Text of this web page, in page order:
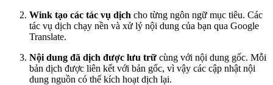
Wink tạo các tác vụ dịch cho từng ngôn ngữ mục tiêu. Các
tác vụ dịch chạy nền và xử lý nội dung của bạn qua Google
Translate.
Nội dung đã dịch được lưu trữ cùng với nội dung gốc. Mỗi
bản dịch được liên kết với bản gốc, vì vậy các cập nhật nội
dung nguồn có thể kích hoạt dịch lại.